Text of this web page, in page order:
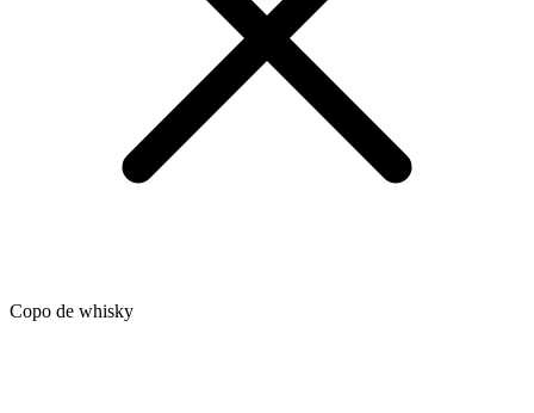
Copo de whisky